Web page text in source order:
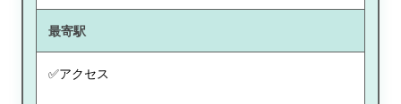
最寄駅
✅アクセス